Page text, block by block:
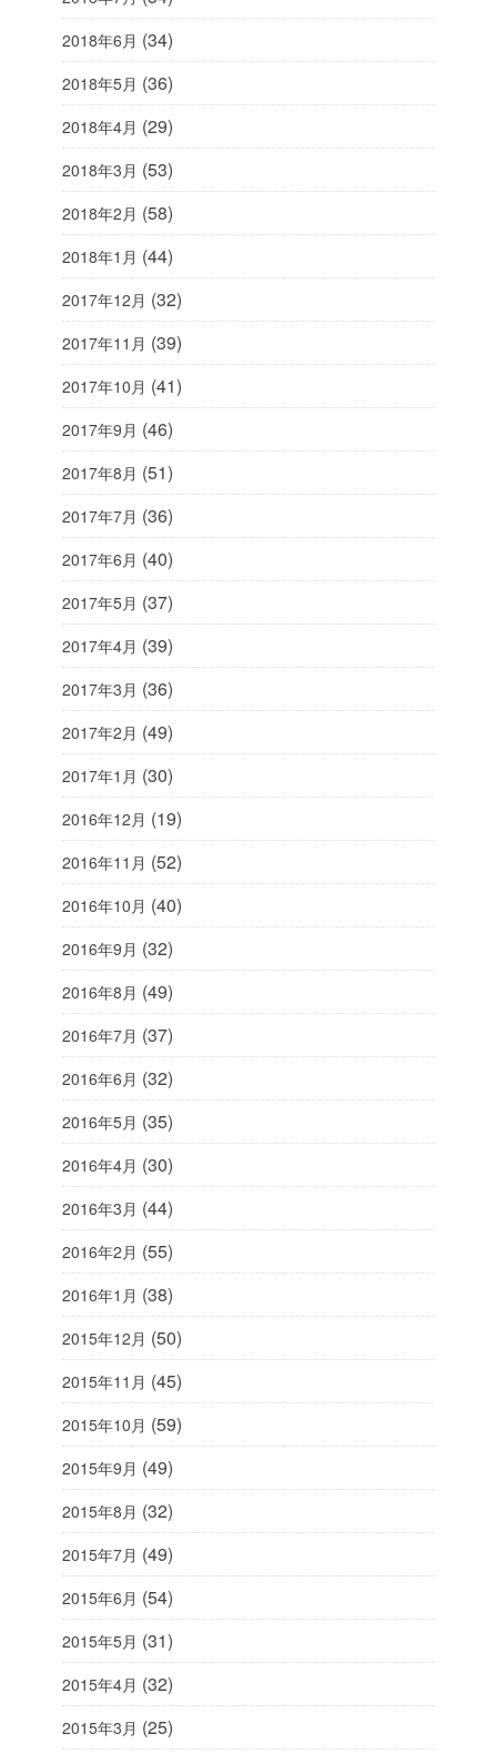
2018年6月 (34)
2018年5月 (36)
2018年4月 (29)
2018年3月 (53)
2018年2月 (58)
2018年1月 (44)
2017年12月 (32)
2017年11月 (39)
2017年10月 (41)
2017年9月 (46)
2017年8月 (51)
2017年7月 (36)
2017年6月 (40)
2017年5月 (37)
2017年4月 (39)
2017年3月 (36)
2017年2月 (49)
2017年1月 (30)
2016年12月 (19)
2016年11月 (52)
2016年10月 (40)
2016年9月 (32)
2016年8月 (49)
2016年7月 (37)
2016年6月 (32)
2016年5月 (35)
2016年4月 (30)
2016年3月 (44)
2016年2月 (55)
2016年1月 (38)
2015年12月 (50)
2015年11月 (45)
2015年10月 (59)
2015年9月 (49)
2015年8月 (32)
2015年7月 (49)
2015年6月 (54)
2015年5月 (31)
2015年4月 (32)
2015年3月 (25)